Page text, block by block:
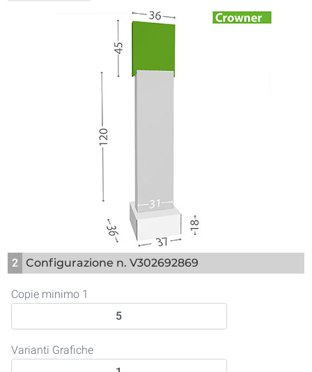
2 Configurazione n. V302692869
Copie minimo 1
Varianti Grafiche